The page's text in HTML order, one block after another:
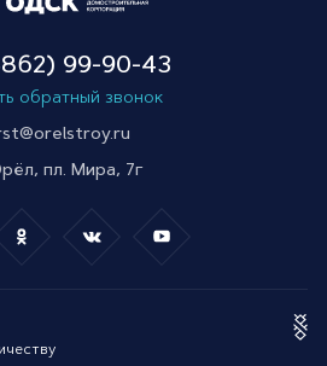
99-90-43
обратный звонок
пл. Мира, 7г